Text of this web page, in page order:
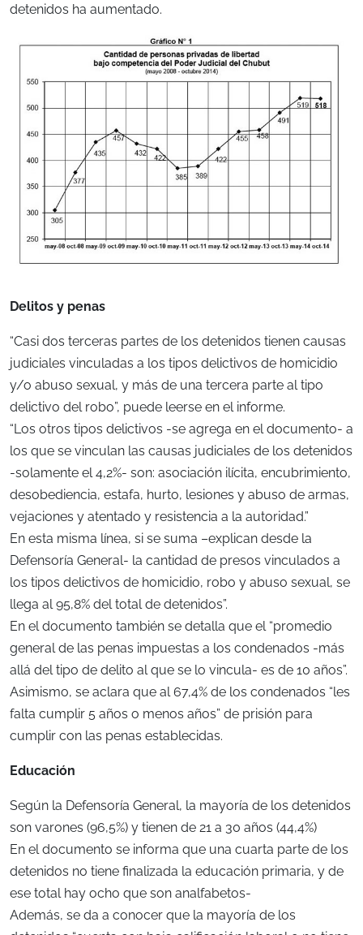
detenidos ha aumentado.
Delitos y penas
“Casi dos terceras partes de los detenidos tienen causas
judiciales vinculadas a los tipos delictivos de homicidio
y/o abuso sexual, y más de una tercera parte al tipo
delictivo del robo”, puede leerse en el informe.
“Los otros tipos delictivos -se agrega en el documento- a
los que se vinculan las causas judiciales de los detenidos
-solamente el 4,2%- son: asociación ilícita, encubrimiento,
desobediencia, estafa, hurto, lesiones y abuso de armas,
vejaciones y atentado y resistencia a la autoridad.”
En esta misma línea, si se suma –explican desde la
Defensoría General- la cantidad de presos vinculados a
los tipos delictivos de homicidio, robo y abuso sexual, se
llega al 95,8% del total de detenidos”.
En el documento también se detalla que el “promedio
general de las penas impuestas a los condenados -más
allá del tipo de delito al que se lo vincula- es de 10 años”.
Asimismo, se aclara que al 67,4% de los condenados “les
falta cumplir 5 años o menos años” de prisión para
cumplir con las penas establecidas.
Educación
Según la Defensoría General, la mayoría de los detenidos
son varones (96,5%) y tienen de 21 a 30 años (44,4%)
En el documento se informa que una cuarta parte de los
detenidos no tiene finalizada la educación primaria, y de
ese total hay ocho que son analfabetos-
Además, se da a conocer que la mayoría de los